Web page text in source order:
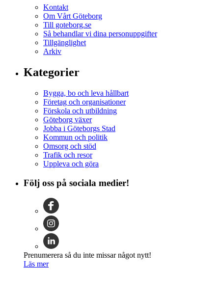
Kontakt
Om Vårt Göteborg
Till goteborg.se
Så behandlar vi dina personuppgifter
Tillgänglighet
Arkiv
Kategorier
Bygga, bo och leva hållbart
Företag och organisationer
Förskola och utbildning
Göteborg växer
Jobba i Göteborgs Stad
Kommun och politik
Omsorg och stöd
Trafik och resor
Uppleva och göra
Följ oss på sociala medier!
Prenumerera så du inte missar något nytt!
Läs mer